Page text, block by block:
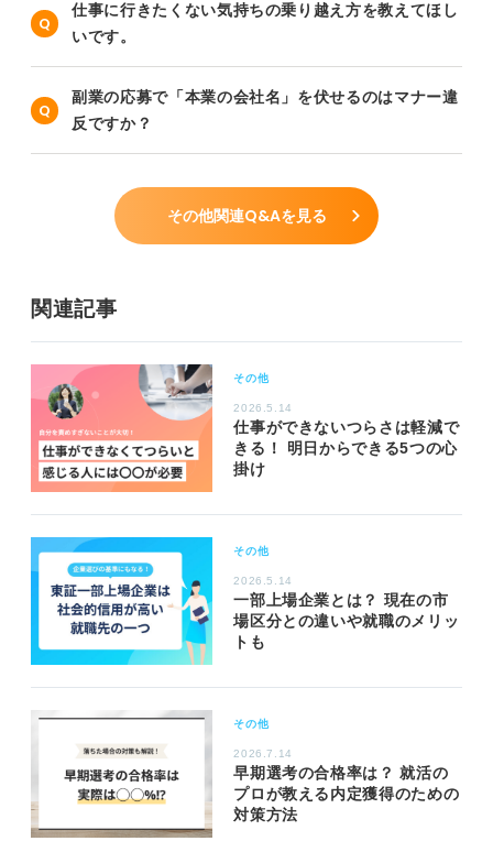
仕事に行きたくない気持ちの乗り越え方を教えてほし
いです。
副業の応募で「本業の会社名」を伏せるのはマナー違
反ですか？
その他関連Q&Aを見る
関連記事
その他
2026.5.14
仕事ができないつらさは軽減で
きる！ 明日からできる5つの心
掛け
その他
2026.5.14
一部上場企業とは？ 現在の市
場区分との違いや就職のメリッ
トも
その他
2026.7.14
早期選考の合格率は？ 就活の
プロが教える内定獲得のための
対策方法